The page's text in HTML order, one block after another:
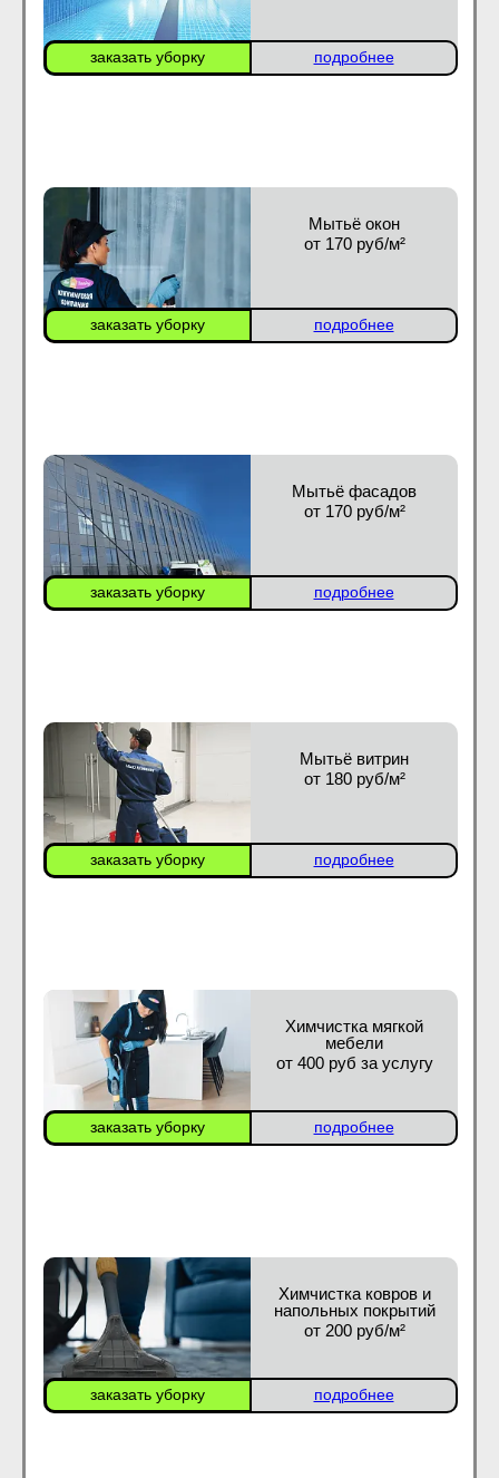
заказать уборку подробнее
Мытьё окон
от 170 руб/м²
заказать уборку подробнее
Мытьё фасадов
от 170 руб/м²
заказать уборку подробнее
Мытьё витрин
от 180 руб/м²
заказать уборку подробнее
Химчистка мягкой
мебели
от 400 руб за услугу
заказать уборку подробнее
Химчистка ковров и
напольных покрытий
от 200 руб/м²
заказать уборку подробнее